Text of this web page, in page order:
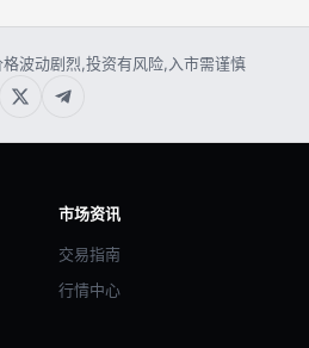
波动剧烈,投资有风险,入市需谨慎
市场资讯
交易指南
行情中心